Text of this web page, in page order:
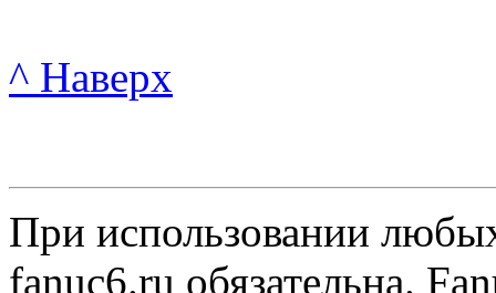
^ Наверх
При использовании
fanuc6.ru обязательна.